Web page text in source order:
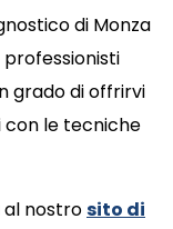
di Monza
grado di offrirvi
con le tecniche
al nostrosito di